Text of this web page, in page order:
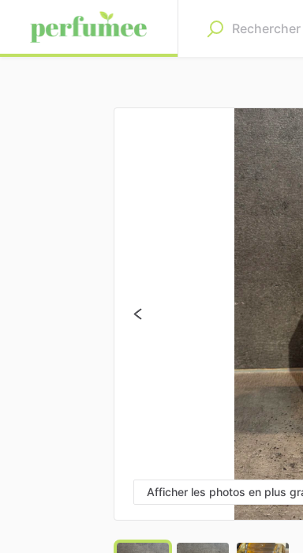
Afficher les photos en plus